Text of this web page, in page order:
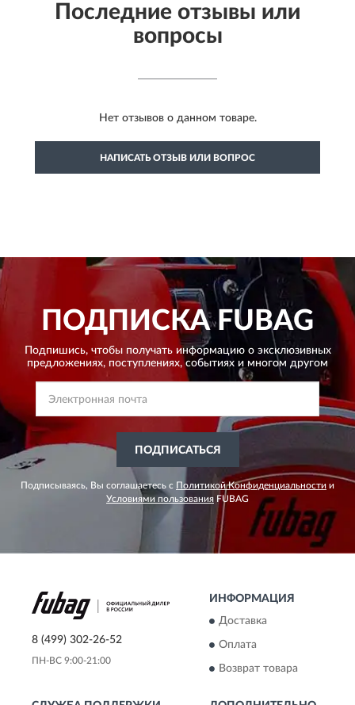
Последние отзывы или
вопросы
Нет отзывов о данном товаре.
НАПИСАТЬ ОТЗЫВ ИЛИ ВОПРОС
ПОДПИСКАFUBAG
Подпишись, чтобы получать информацию о эксклюзивных
предложениях, поступлениях, событиях и многом другом
ПОДПИСАТЬСЯ
Подписываясь, Вы соглашаетесь с Политикой Конфиденциальности и
Условиями пользования FUBAG
8 (499) 302-26-52
ПН-ВС 9:00-21:00
ИНФОРМАЦИЯ
Доставка
Оплата
Возврат товара